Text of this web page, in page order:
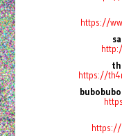
https://
https://
https://